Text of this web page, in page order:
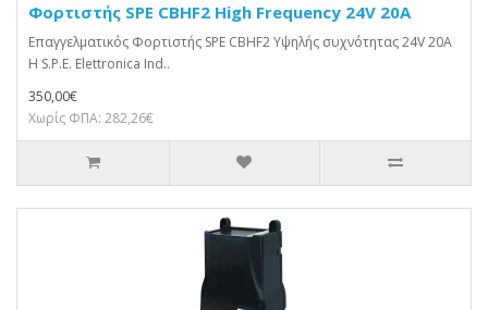
Φορτιστής SPE CBHF2 High Frequency 24V 20A
Επαγγελματικός Φορτιστής SPE CBHF2 Υψηλής συχνότητας 24V 20A
Η S.P.E. Elettronica Ind..
350,00€
Χωρίς ΦΠΑ: 282,26€